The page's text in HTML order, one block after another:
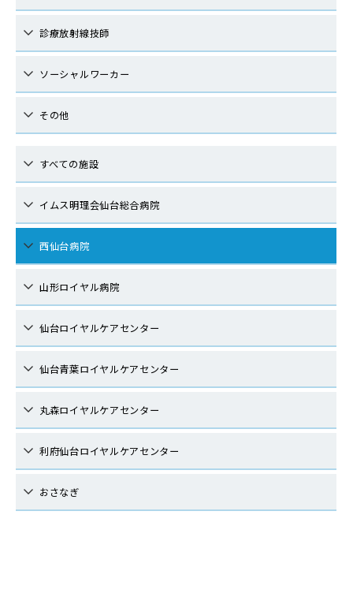
診療放射線技師
ソーシャルワーカー
その他
すべての施設
イムス明理会仙台総合病院
西仙台病院
山形ロイヤル病院
仙台ロイヤルケアセンター
仙台青葉ロイヤルケアセンター
丸森ロイヤルケアセンター
利府仙台ロイヤルケアセンター
おさなぎ